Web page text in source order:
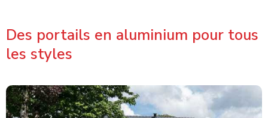
Des portails en aluminium pour tous
les styles